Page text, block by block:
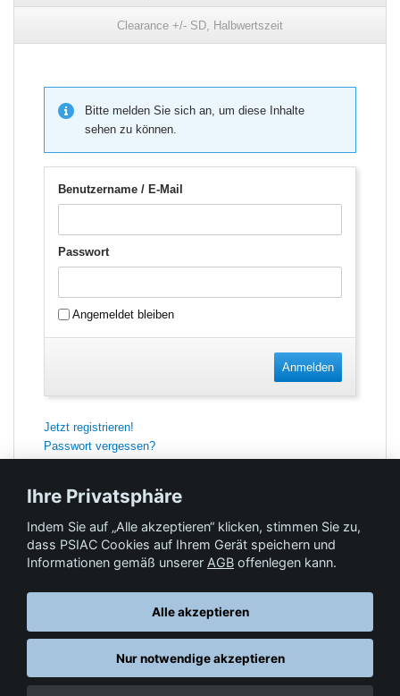
Clearance +/- SD, Halbwertszeit
Bitte melden Sie sich an, um diese Inhalte
sehen zu können.
Benutzername / E-Mail
Passwort
Angemeldet bleiben
Anmelden
Jetzt registrieren!
Passwort vergessen?
Feedback
© Springer-Verlag GmbH. Part of Springer Nature •Datenschutz,AGB,
Ihre Privatsphäre
Indem Sie auf „Alle akzeptieren“ klicken, stimmen Sie zu,
dass PSIAC Cookies auf Ihrem Gerät speichern und
Informationen gemäß unserer AGB offenlegen kann.
Alle akzeptieren
Nur notwendige akzeptieren